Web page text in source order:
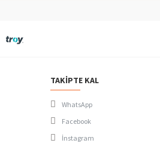
TAKIPTE KAL
WhatsApp
Facebook
İnstagram